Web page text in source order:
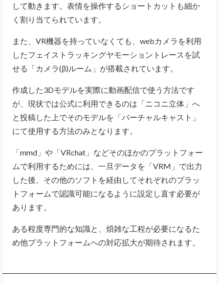
して動きます。表情を操作するショートカットも細か
く割り当てられています。
また、VR機器を持っていなくても、 webカメラを利用
したフェイストラッキングヤモーショントレースを試
せる「カメラ(β)ルーム」が搭載されています。
作成した3Dモデルを実際に動画配信で使う方法です
が、現状では公式に利用できるのは「ニコニ立体」へ
と投稿した上でそのモデルを「バーチャルキャスト」
にて使用する方法のみとなります。
「mmd」や「VRchat」などそのほかのプラットフォー
ムで利用するためには、一旦データを「VRM」で出力
した後、その他のソフトを経由してそれぞれのプラッ
トフォームで認識可能になるように設定し直す必要が
あります。
ある程度専門的な知識と、煩雑な工程が必要になるた
め他プラットフォームへの対応拡大が期待されます。